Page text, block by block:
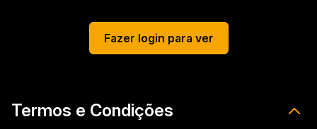
Fazer login para ver
Termos e Condições